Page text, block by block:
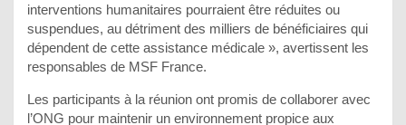
interventions humanitaires pourraient être réduites ou
suspendues, au détriment des milliers de bénéficiaires qui
dépendent de cette assistance médicale », avertissent les
responsables de MSF France.
Les participants à la réunion ont promis de collaborer avec
l’ONG pour maintenir un environnement propice aux